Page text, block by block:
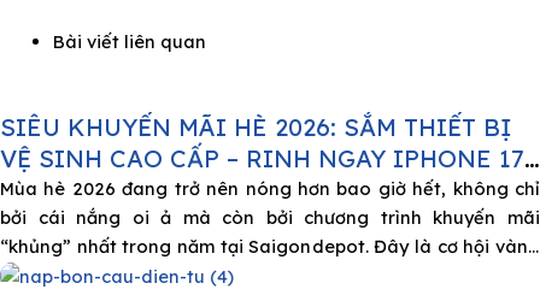
Bài viết liên quan
SIÊU KHUYẾN MÃI HÈ 2026: SẮM THIẾT BỊ
VỆ SINH CAO CẤP – RINH NGAY IPHONE 17
TẠI SAIGONDEPOT
Mùa hè 2026 đang trở nên nóng hơn bao giờ hết, không chỉ
bởi cái nắng oi ả mà còn bởi chương trình khuyến mãi
“khủng” nhất trong năm tại Saigondepot. Đây là cơ hội vàng
để bạn tân trang không gian sống với những thiết bị phòng